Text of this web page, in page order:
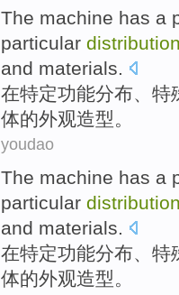
The machine has a
particular distribution
and materials
在特定功能分布 、特
体的外观造型。
youdao
The machine has a
particular distribution
and materials.
在特定功能分布、特
体的外观造型。